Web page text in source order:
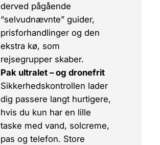
derved pågående
“selvudnævnte” guider,
prisforhandlinger og den
ekstra kø, som
rejsegrupper skaber.
Pak ultralet – og dronefrit
Sikkerhedskontrollen lader
dig passere langt hurtigere,
hvis du kun har en lille
taske med vand, solcreme,
pas og telefon. Store